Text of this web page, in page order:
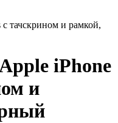
тачскрином и рамкой,
iPhone
и